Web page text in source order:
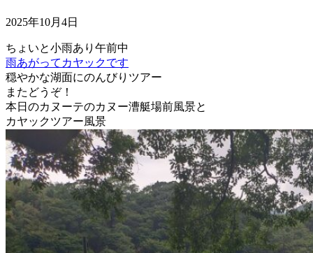
2025年10月4日
ちょいと小雨あり午前中
雨あがってカヤックです
穏やかな湖面にのんびりツアー
またどうぞ！
本日のカヌーテのカヌー漕艇場前風景と
カヤックツアー風景